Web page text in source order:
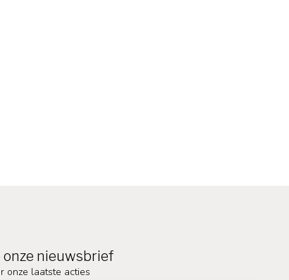
onze nieuwsbrief
onze laatste acties